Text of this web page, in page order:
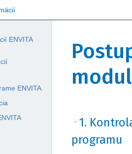
ENVITA
ENVITA
konec
banneru
začátek
banneru
konec
metadat
začátek
metadat
1.
programu